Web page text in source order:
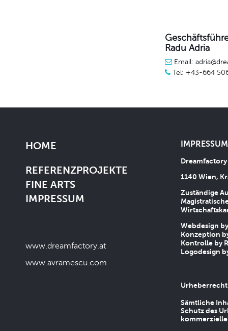
Radu Adria
Email:
Tel: +43-664
HOME
REFERENZPROJEKTE
FINE ARTS
IMPRESSUM
www.dreamfactory.at
www.avramescu.com
1140 Wien,
Zuständige
Webdesign
Konzeption
Kontrolle by
Logodesign
Urheberrecht
Sämtliche
Schutz des